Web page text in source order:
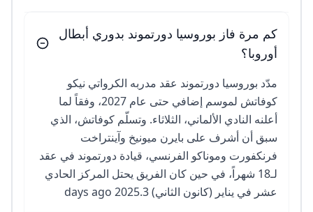
كم مرة فاز بوروسيا دورتموند بدوري أبطال
أوروبا؟
مدّد بوروسيا دورتموند عقد مدربه الكرواتي نيكو
كوفاتش لموسم إضافي حتى عام 2027، وفقاً لما
أعلنه النادي الألماني، الثلاثاء. وتسلّم كوفاتش، الذي
سبق أن أشرف على بايرن ميونيخ وآينتراخت
فرنكفورت وموناكو الفرنسي، قيادة دورتموند في عقد
لـ18 شهراً، في حين كان الفريق يحتل المركز الحادي
عشر في يناير (كانون الثاني) 2025.3 days ago